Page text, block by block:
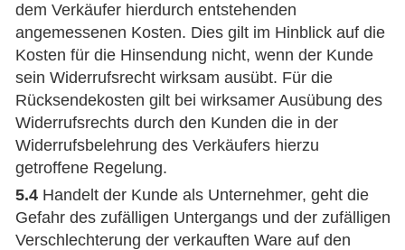
dem Verkäufer hierdurch entstehenden
angemessenen Kosten. Dies gilt im Hinblick auf die
Kosten für die Hinsendung nicht, wenn der Kunde
sein Widerrufsrecht wirksam ausübt. Für die
Rücksendekosten gilt bei wirksamer Ausübung des
Widerrufsrechts durch den Kunden die in der
Widerrufsbelehrung des Verkäufers hierzu
getroffene Regelung.
5.4 Handelt der Kunde als Unternehmer, geht die
Gefahr des zufälligen Untergangs und der zufälligen
Verschlechterung der verkauften Ware auf den